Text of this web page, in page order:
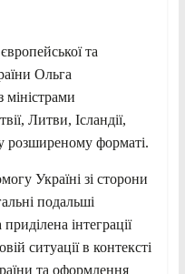
та
Ольга
міністрами
Литви, Ісландії,
розширеному форматі.
Україні зі сторони
подальші
приділена інтеграції
ситуації в контексті
та оформлення